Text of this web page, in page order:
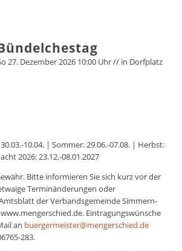
27. Dezember2026 10:00 Uhr// in Dorfplatz
10.04. | Sommer: 29.06.-07.08. | Herbst:
2026: 23.12.-08.01.2027
Bitte informieren Sie sich kurz vor der
Terminänderungen oder
der Verbandsgemeinde Simmern-
Eintragungswünsche
an buergermeister@mengerschied.de
283.